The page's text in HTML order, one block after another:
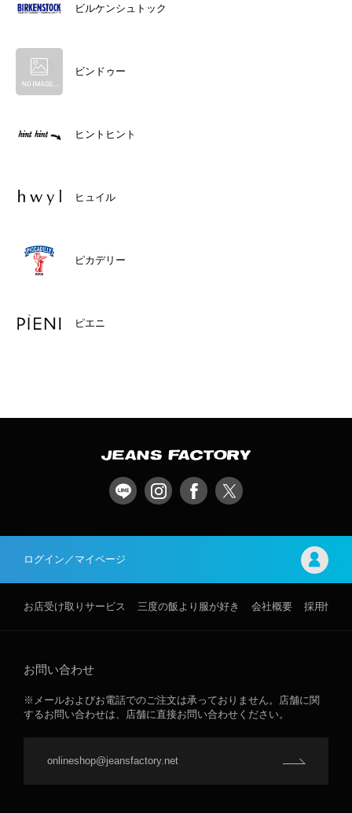
ビルケンシュトック
ビンドゥー
ヒントヒント
ヒュイル
ピカデリー
ピエニ
ログイン／マイページ
お店受け取りサービス 三度の飯より服が好き 会社概要 採用情報
お問い合わせ
※メールおよびお電話でのご注文は承っておりません。店舗に関
するお問い合わせは、店舗に直接お問い合わせください。
onlineshop@jeansfactory.net